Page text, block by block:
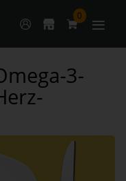
0
3-